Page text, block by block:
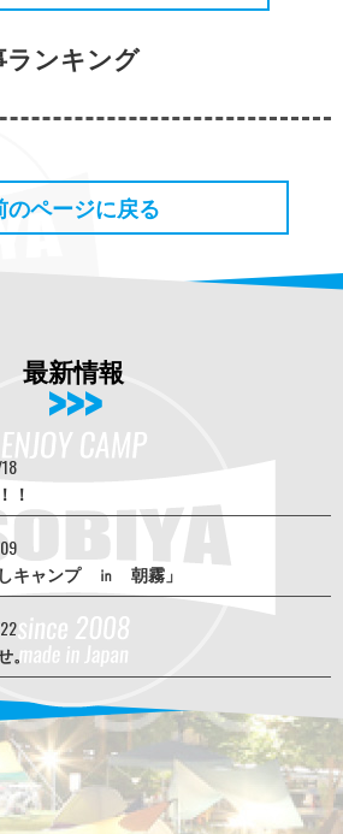
ランキング
のページに戻る
最新情報
！
キャンプ ㏌ 朝霧」
。